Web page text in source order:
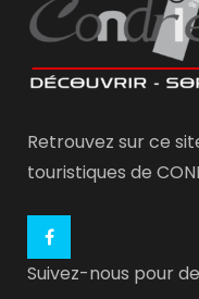
Retrouvez sur ce
touristiques de
Suivez-nous pour